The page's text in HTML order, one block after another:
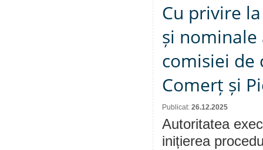
Cu privire
și
comisiei de
Comerț și
Publicat: 26.12.2025
Autoritatea
inițierea